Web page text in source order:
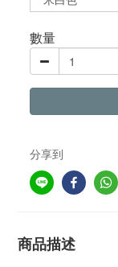
數量
分享到
商品描述